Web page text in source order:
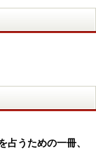
占うための一冊、